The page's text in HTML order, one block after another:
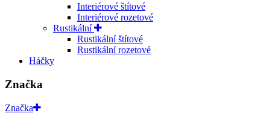
Interiérové štítové
Interiérové rozetové
Rustikální
Rustikální štítové
Rustikální rozetové
Háčky
Značka
Značka